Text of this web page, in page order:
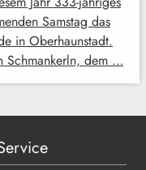
Samstag das
in Oberhaunstadt.
Schmankerln, dem …